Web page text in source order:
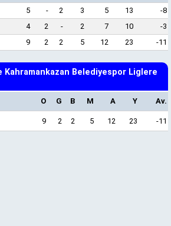
5 - 2 3 5 13
-8
4 2 - 2 7 10
-3
9 2 2 5 12 23 -11
Kahramankazan Belediyespor Liglere
O G B M A Y Av.
9 2 2 5 12 23 -11